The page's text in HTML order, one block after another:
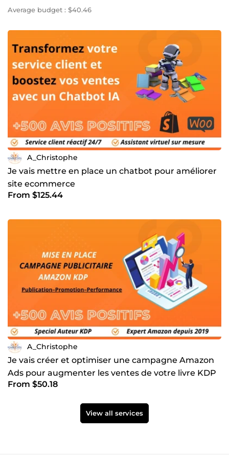
Average budget : $40.46
A_Christophe
Je vais mettre en place un chatbot pour améliorer
site ecommerce
From $125.44
A_Christophe
Je vais créer et optimiser une campagne Amazon
Ads pour augmenter les ventes de votre livre KDP
From $50.18
View all services